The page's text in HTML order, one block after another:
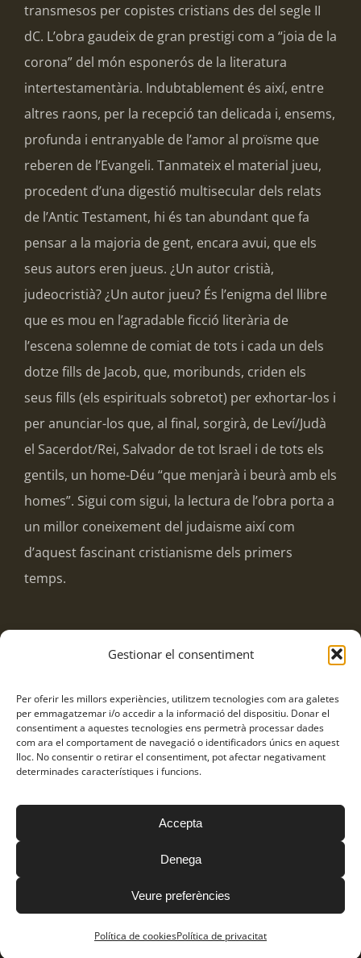
Gestionar el consentiment
Per oferir les millors experiències, utilitzem tecnologies com ara galetes
per emmagatzemar i/o accedir a la informació del dispositiu. Donar el
consentiment a aquestes tecnologies ens permetrà processar dades
com ara el comportament de navegació o identificadors únics en aquest
lloc. No consentir o retirar el consentiment, pot afectar negativament
determinades característiques i funcions.
Accepta
Denega
Veure preferències
Política de cookiesPolítica de privacitat
transmesos per copistes cristians des del segle II
dC. L’obra gaudeix de gran prestigi com a “joia de la
corona” del món esponerós de la literatura
intertestamentària. Indubtablement és així, entre
altres raons, per la recepció tan delicada i, ensems,
profunda i entranyable de l’amor al proïsme que
reberen de l’Evangeli. Tanmateix el material jueu,
procedent d’una digestió multisecular dels relats
de l’Antic Testament, hi és tan abundant que fa
pensar a la majoria de gent, encara avui, que els
seus autors eren jueus. ¿Un autor cristià,
judeocristià? ¿Un autor jueu? És l’enigma del llibre
que es mou en l’agradable ficció literària de
l’escena solemne de comiat de tots i cada un dels
dotze fills de Jacob, que, moribunds, criden els
seus fills (els espirituals sobretot) per exhortar-los i
per anunciar-los que, al final, sorgirà, de Leví/Judà
el Sacerdot/Rei, Salvador de tot Israel i de tots els
gentils, un home-Déu “que menjarà i beurà amb els
homes”. Sigui com sigui, la lectura de l’obra porta a
un millor coneixement del judaisme així com
d’aquest fascinant cristianisme dels primers
temps.
FacebookTwitter WhatsAppTumblr Pinterest Email:
Frares Franciscans Caputxins © Copyright
Avís Legal|Política de cookies
FacebookInstagramYouTube